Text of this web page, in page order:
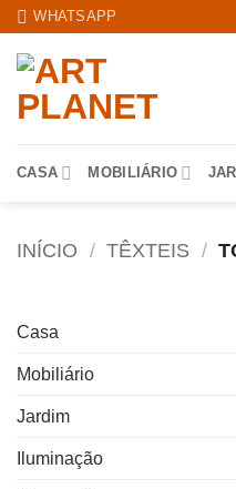
Skip
content
WHATSAPP
CASA MOBILIÁRIO
INÍCIO / TÊXTEIS /
Casa
Mobiliário
Jardim
Iluminação